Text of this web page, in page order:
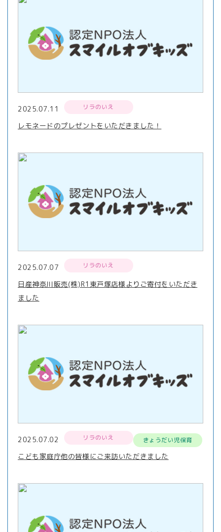
2025.07.11 リラのいえ
レモネードのプレゼントをいただきました！
2025.07.07 リラのいえ
日産神奈川販売(株)R1東戸塚店様よりご寄付をいただき
ました
2025.07.02 リラのいえ きょうだい児保育
こども家庭庁他の皆様にご来訪いただきました